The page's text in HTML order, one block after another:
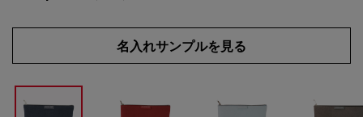
名入れサンプルを見る